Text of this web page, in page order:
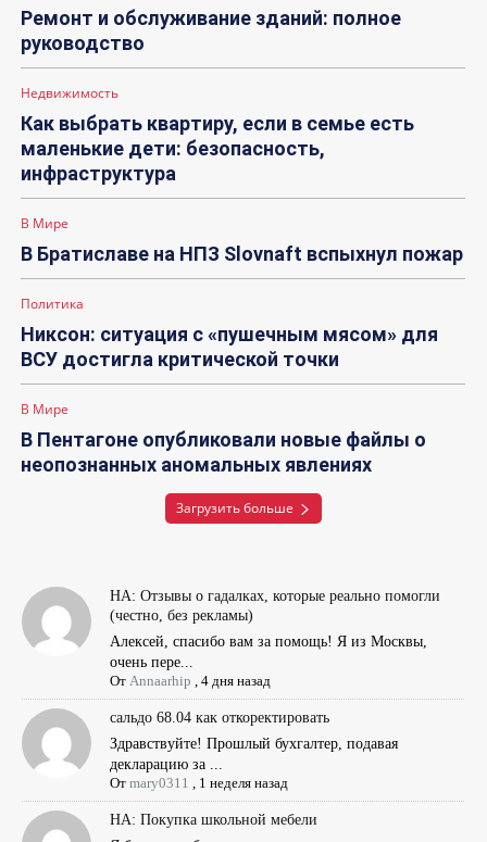
Ремонт и обслуживание зданий: полное
руководство
Недвижимость
Как выбрать квартиру, если в семье есть
маленькие дети: безопасность,
инфраструктура
В Мире
В Братиславе на НПЗ Slovnaft вспыхнул пожар
Политика
Никсон: ситуация с «пушечным мясом» для
ВСУ достигла критической точки
В Мире
В Пентагоне опубликовали новые файлы о
неопознанных аномальных явлениях
Загрузить больше
НА: Отзывы о гадалках, которые реально помогли
(честно, без рекламы)
Алексей, спасибо вам за помощь! Я из Москвы,
очень пере...
От Annaarhip ,4 дня назад
сальдо 68.04 как откоректировать
Здравствуйте! Прошлый бухгалтер, подавая
декларацию за ...
Отmary0311 1 неделя назад
НА: Покупка школьной мебели